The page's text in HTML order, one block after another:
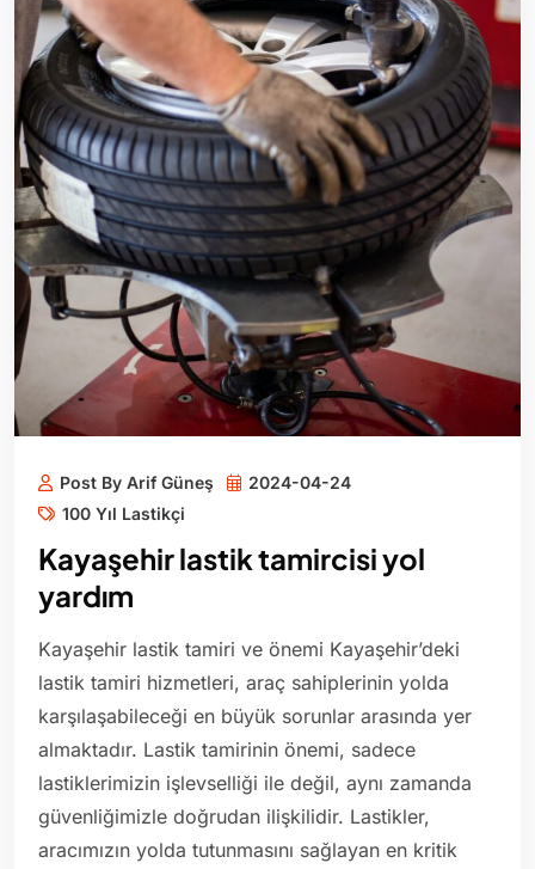
Post By Arif Güneş
2024-04-24
100 Yıl Lastikçi
Kayaşehir lastik tamircisi yol
yardım
Kayaşehir lastik tamiri ve önemi Kayaşehir’deki
lastik tamiri hizmetleri, araç sahiplerinin yolda
karşılaşabileceği en büyük sorunlar arasında yer
almaktadır. Lastik tamirinin önemi, sadece
lastiklerimizin işlevselliği ile değil, aynı zamanda
güvenliğimizle doğrudan ilişkilidir. Lastikler,
aracımızın yolda tutunmasını sağlayan en kritik